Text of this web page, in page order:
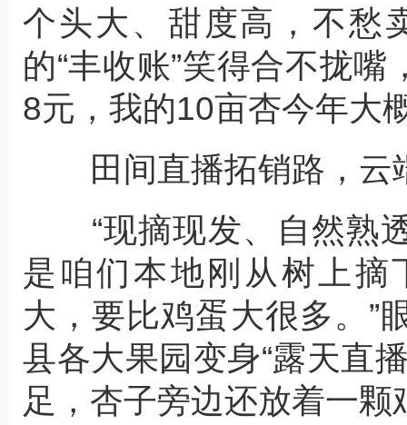
个头大、甜度高，不愁
的“丰收账”笑得合不拢
8元，我的10亩杏今年大
田间直播拓销路，云
“现摘现发、自然熟
是咱们本地刚从树上
大，要比鸡蛋大很多。”
县各大果园变身“露天直
足，杏子旁边还放着一颗